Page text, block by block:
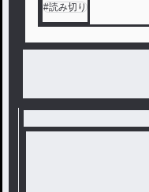
#読み切り